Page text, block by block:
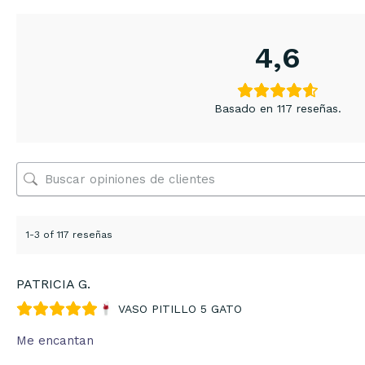
4,6
Basado en 117 reseñas.
1-3 of 117 reseñas
PATRICIA G.
VASO PITILLO 5 GATO
Me encantan